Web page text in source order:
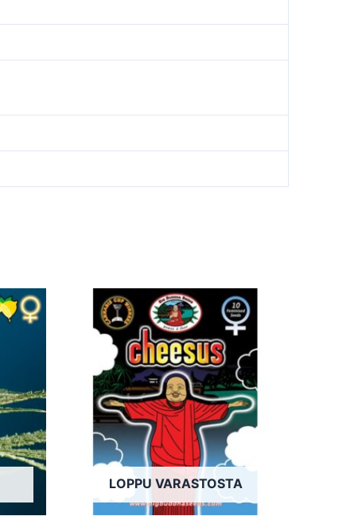
Tällä
tuotteella
Voit
valinnat
tuotteen
LOPPU VARASTOSTA